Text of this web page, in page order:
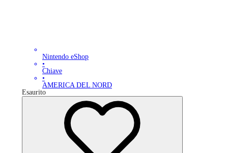
Nintendo eShop
•
Chiave
•
AMERICA DEL NORD
Esaurito